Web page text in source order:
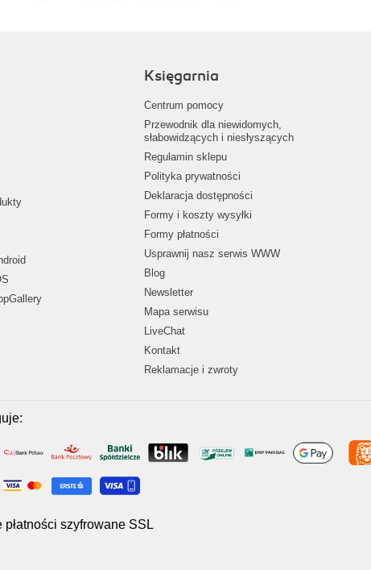
Księgarnia
Centrum pomocy
Przewodnik dla niewidomych,
słabowidzących i niesłyszących
Regulamin sklepu
Polityka prywatności
Deklaracja dostępności
Formy i koszty wysyłki
Formy płatności
Usprawnij nasz serwis WWW
Blog
Newsletter
Mapa serwisu
LiveChat
Kontakt
Reklamacje i zwroty
płatności szyfrowane SSL